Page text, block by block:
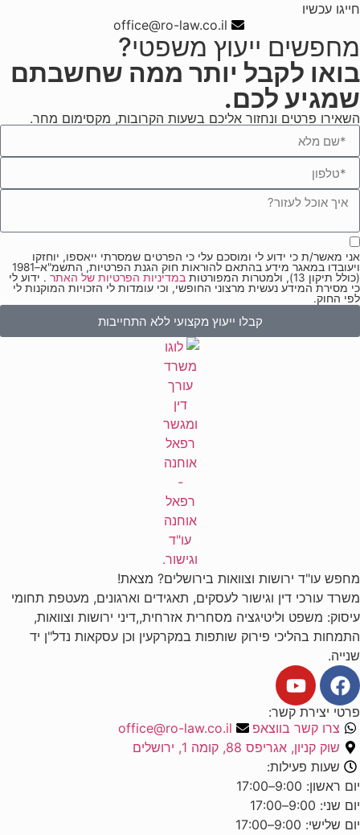
חייגו עכשיו
office@ro-law.co.il
מחפשים ייעוץ משפטי?
בואו לקבל יותר ממה שחשבתם
שמגיע לכם.
השאירו פרטים ונחזור אליכם בשעות הקרובות, מקסימום מחר.
אני מאשר/ת כי ידוע לי ומוסכם עלי כי הפרטים שמסרתי ייאספו, יוחזקו
ויעובדו במאגר מידע בהתאם להוראות חוק הגנת הפרטיות, התשמ"א–1981
(כולל תיקון 13), ולמטרות המפורטות
במדיניות הפרטיות של האתר . ידוע לי
כי מסירת המידע נעשית מרצוני החופשי, וכי עומדות לי הזכויות המוקנות לי
לפי החוק.
קבלו ייעוץ מקצועי ללא התחייבות
מחפש עו"ד ירושות וצוואות בירושלים? מצאת!
משרד עורכי דין וגישור לעסקים, תאגידים וארגונים, מעטפת תחומי
עיסוק: משפט וליטיגציה מסחרית אזרחית,,דיני ירושות וצוואות,
התמחות בהליכי פירוק שותפות במקרקעין וכן עסקאות נדל"ן יד
שנייה.
פרטי יצירת קשר:
צרו קשר בווצאפ
office@ro-law.co.il
שוק קניון, אגריפס 88, קומה 1, ירושלים
שעות פעילות:
יום ראשון: 9:00–17:00
יום שני: 9:00–17:00
יום שלישי: 9:00–17:00